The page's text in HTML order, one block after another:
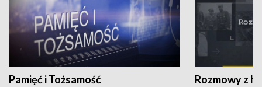
Pamięć i Tożsamość Rozmowy z